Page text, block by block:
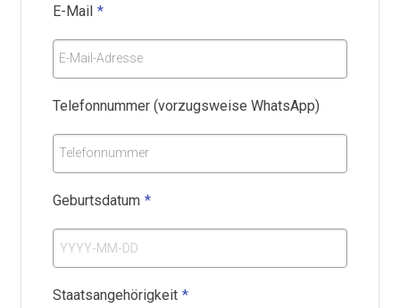
E-Mail *
E-Mail-Adresse
Telefonnummer (vorzugsweise WhatsApp)
Telefonnummer
Geburtsdatum *
Staatsangehörigkeit *